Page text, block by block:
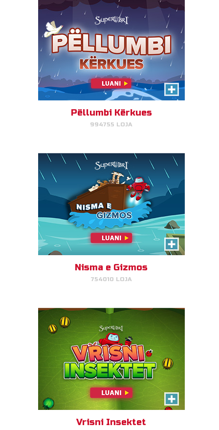
Pëllumbi Kërkues
994755 LOJA
Nisma e Gizmos
Ndihmoni Gizmon të kthejë
kafshët në arkë.
Nisma e Gizmos
754010 LOJA
Vrisni Insektet
Bëni kombinime të insekteve për
të pastruar terrenin!
Vrisni Insektet
Tortë Kështjellë
Ju pëlqen torta? Atëherë do t'ju
pëlqejë Torta Kështjellë!